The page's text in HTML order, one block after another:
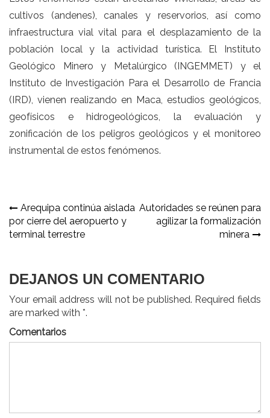
cultivos (andenes), canales y reservorios, así como
infraestructura vial vital para el desplazamiento de la
población local y la actividad turística. El Instituto
Geológico Minero y Metalúrgico (INGEMMET) y el
Instituto de Investigación Para el Desarrollo de Francia
(IRD), vienen realizando en Maca, estudios geológicos,
geofísicos e hidrogeológicos, la evaluación y
zonificación de los peligros geológicos y el monitoreo
instrumental de estos fenómenos.
Navegación
de
Arequipa continúa aislada
por cierre del aeropuerto y
terminal terrestre
Autoridades se reúnen para
agilizar la formalización
minera
DEJANOS UN COMENTARIO
Your email address will not be published. Required fields
are marked with *.
Comentarios